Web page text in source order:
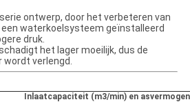
ontwerp, door het verbeteren van
waterkoelsysteem geïnstalleerd
druk.
het lager moeilijk, dus de
wordt verlengd.
Inlaatcapaciteit (m3/min) en